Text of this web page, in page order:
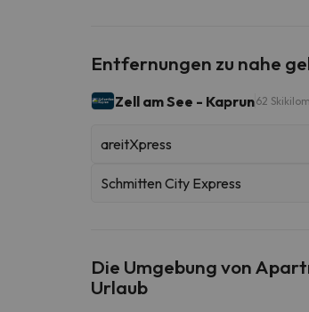
Entfernungen zu nahe
Zell am See - Kaprun62
areitXpress
Schmitten City Express
Die Umgebung von
Urlaub